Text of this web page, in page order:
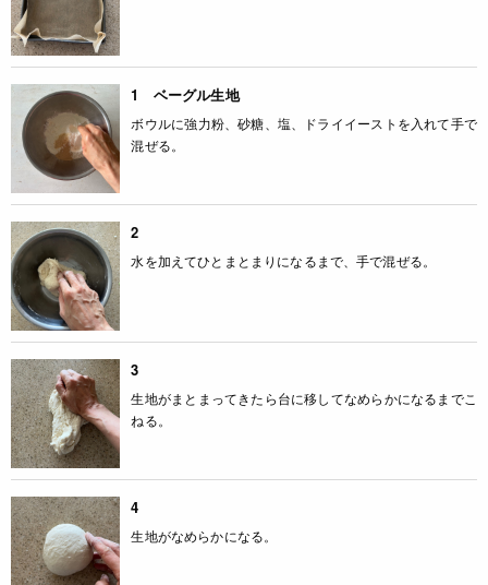
1 ベーグル生地
ボウルに強力粉、砂糖、塩、ドライイーストを入れて手で
混ぜる。
2
水を加えてひとまとまりになるまで、手で混ぜる。
3
生地がまとまってきたら台に移してなめらかになるまでこ
ねる。
4
生地がなめらかになる。